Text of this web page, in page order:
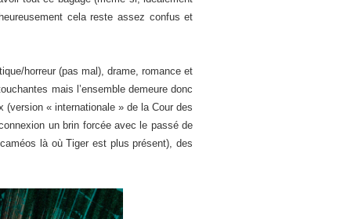
cela reste assez confus et
horreur (pas mal), drame, romance et
mais l’ensemble demeure donc
« internationale » de la Cour des
un brin forcée avec le passé de
là où Tiger est plus présent), des